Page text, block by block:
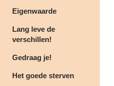
Eigenwaarde
Lang leve de
verschillen!
Gedraag je!
Het goede sterven